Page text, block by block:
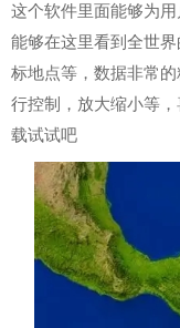
这个软件里面能够为
能够在这里看到全世
标地点等，数据非常
行控制，放大缩小等
载试试吧